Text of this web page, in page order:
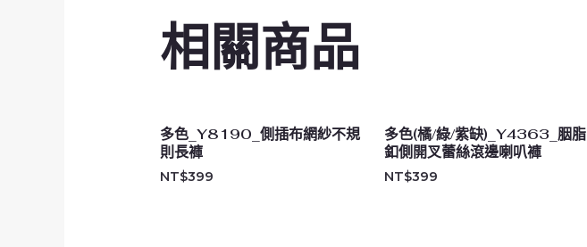
相關商品
多色_Y8190_側插布網紗不規
則長褲
NT$399
多色(橘/綠/紫缺)_Y4363_胭脂
釦側開叉蕾絲滾邊喇叭褲
NT$399